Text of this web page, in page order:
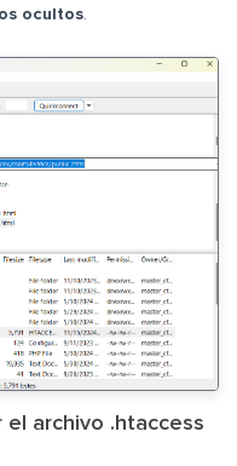
ocultos.
el archivo .htaccess